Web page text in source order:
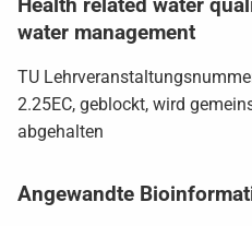
water management
TU
2.25EC, geblockt, wird
abgehalten
Angewandte